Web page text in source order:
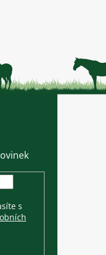
s